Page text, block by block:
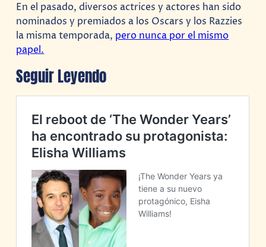
En el pasado, diversos actrices y actores han sido
nominados y premiados a los Oscars y los Razzies
la misma temporada, pero nunca por el mismo
papel.
Seguir Leyendo